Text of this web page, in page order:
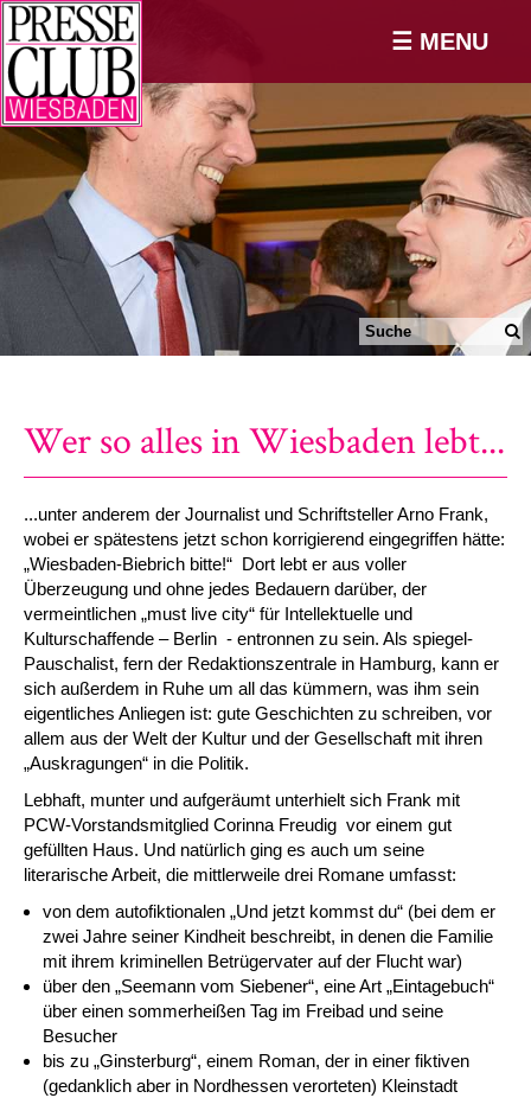
☰ MENU
Wer so alles in Wiesbaden lebt...
...unter anderem der Journalist und Schriftsteller Arno Frank,
wobei er spätestens jetzt schon korrigierend eingegriffen hätte:
„Wiesbaden-Biebrich bitte!“ Dort lebt er aus voller
Überzeugung und ohne jedes Bedauern darüber, der
vermeintlichen „must live city“ für Intellektuelle und
Kulturschaffende – Berlin - entronnen zu sein. Als spiegel-
Pauschalist, fern der Redaktionszentrale in Hamburg, kann er
sich außerdem in Ruhe um all das kümmern, was ihm sein
eigentliches Anliegen ist: gute Geschichten zu schreiben, vor
allem aus der Welt der Kultur und der Gesellschaft mit ihren
„Auskragungen“ in die Politik.
Lebhaft, munter und aufgeräumt unterhielt sich Frank mit
PCW-Vorstandsmitglied Corinna Freudig vor einem gut
gefüllten Haus. Und natürlich ging es auch um seine
literarische Arbeit, die mittlerweile drei Romane umfasst:
von dem autofiktionalen „Und jetzt kommst du“ (bei dem er
zwei Jahre seiner Kindheit beschreibt, in denen die Familie
mit ihrem kriminellen Betrügervater auf der Flucht war)
über den „Seemann vom Siebener“, eine Art „Eintagebuch“
über einen sommerheißen Tag im Freibad und seine
Besucher
bis zu „Ginsterburg“, einem Roman, der in einer fiktiven
(gedanklich aber in Nordhessen verorteten) Kleinstadt